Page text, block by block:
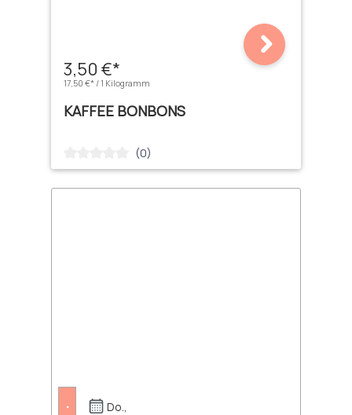
3,50 €*
17,50 €* / 1 Kilogramm
KAFFEE BONBONS
Durchschnittliche Bewertung von 0 von 5 Sternen
(0)
. Do.,